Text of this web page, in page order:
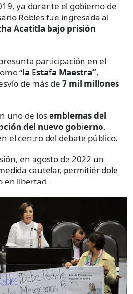
ya durante el gobierno de
Robles fue ingresada al
Acatitla bajo prisión
participación en el
“la Estafa Maestra”,
de más de 7 mil millones
uno de losemblemas del
del nuevo gobierno,
el centro del debate público.
en agosto de 2022 un
cautelar, permitiéndole
en libertad.